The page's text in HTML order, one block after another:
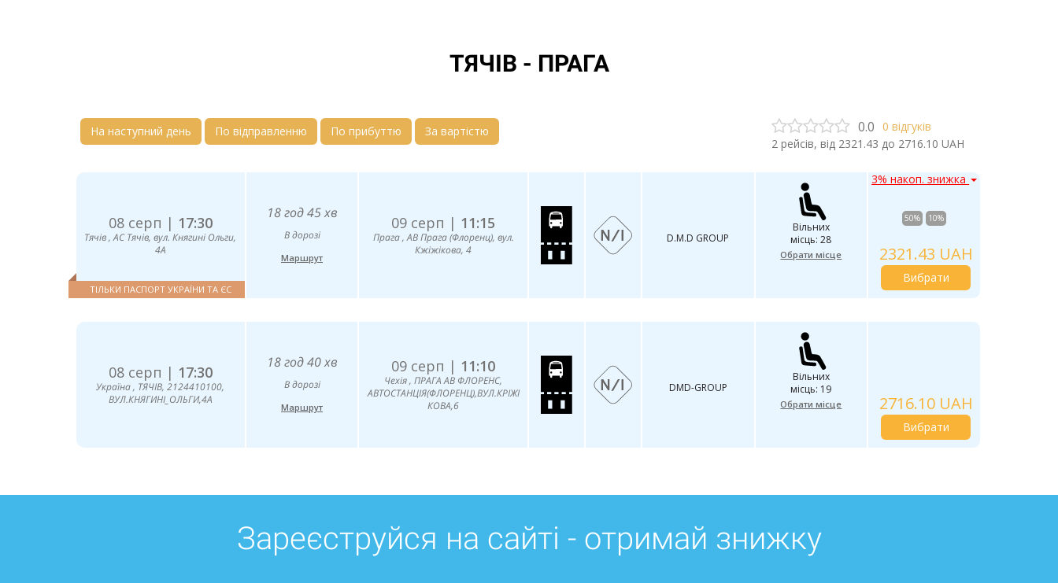
ТЯЧІВ - ПРАГА
На наступний день По відправленню По прибуттю За вартістю 0.0 0 відгуків
2рейсів, від 2321.43 до 2716.10 UAH
08 серп | 17:30
Тячів , АС Тячів, вул. Княгині Ольги,
4А
ТІЛЬКИ ПАСПОРТ УКРАЇНИ ТА ЄС
18 год 45 хв
В дорозі
Маршрут
09 серп | 11:15
Прага , АВ Прага (Флоренц), вул.
Кжіжікова, 4
D.M.D GROUP
Вільних
місць: 28
Обрати місце
3% накоп. знижка
50% 10%
2321.43 UAH
Вибрати
08 серп | 17:30
Україна , ТЯЧІВ, 2124410100,
ВУЛ.КНЯГИНІ_ОЛЬГИ,4А
18 год 40 хв
В дорозі
Маршрут
09 серп | 11:10
Чехія , ПРАГА АВ ФЛОРЕНС,
АВТОСТАНЦІЯ(ФЛОРЕНЦ),ВУЛ.КРІЖІ
КОВА,6
DМD-GROUP
Вільних
місць: 19
Обрати місце 2716.10 UAH
Вибрати
Зареєструйся на сайті - отримай знижку